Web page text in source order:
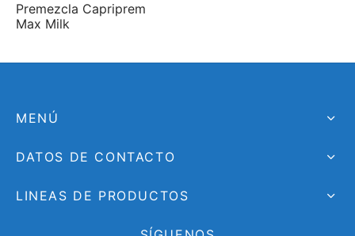
Premezcla Capriprem
Max Milk
MENÚ
DATOS DE CONTACTO
LINEAS DE PRODUCTOS